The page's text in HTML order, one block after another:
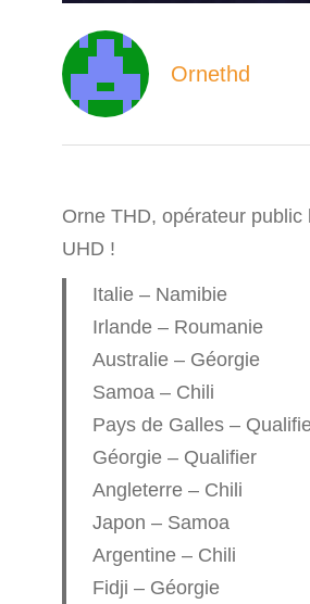
Ornethd
Orne THD, opérateur
UHD !
Italie – Namibie
Irlande – Roumanie
Australie – Géorgie
Samoa – Chili
Pays de Galles –
Géorgie – Qualifier
Angleterre – Chili
Japon – Samoa
Argentine – Chili
Fidji – Géorgie